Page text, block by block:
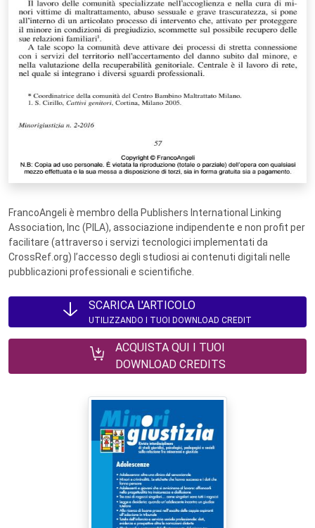
FrancoAngeli è membro della Publishers International Linking
Association, Inc (PILA), associazione indipendente e non profit per
facilitare (attraverso i servizi tecnologici implementati da
CrossRef.org) l’accesso degli studiosi ai contenuti digitali nelle
pubblicazioni professionali e scientifiche.
SCARICA L'ARTICOLO
UTILIZZANDO I TUOI DOWNLOAD CREDIT
ACQUISTA QUI I TUOI
DOWNLOAD CREDITS